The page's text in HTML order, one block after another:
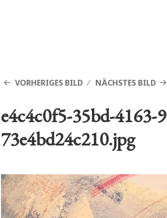
VORHERIGES BILD NÄCHSTES BILD
e4c4c0f5-35bd-4163-
73e4bd24c210.jpg